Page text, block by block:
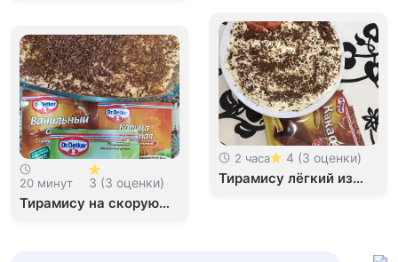
20 минут 3 (3 оценки)
Тирамису на скорую
2 часа 4 (3 оценки)
Тирамису лёгкий из